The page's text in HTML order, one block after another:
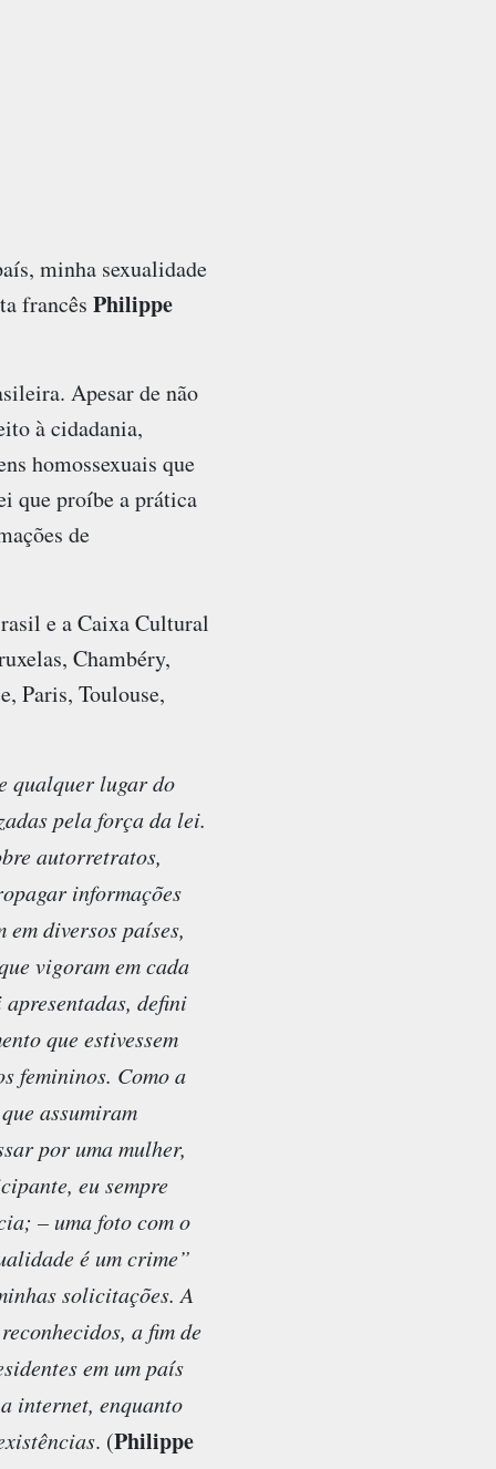
minha sexualidade
francês Philippe
Apesar de não
à cidadania,
homossexuais que
que proíbe a prática
de
e a Caixa Cultural
Chambéry,
Paris, Toulouse,
qualquer lugar do
pela força da lei.
autorretratos,
informações
em diversos países,
vigoram em cada
defini
que estivessem
femininos. Como a
assumiram
por uma mulher,
eu sempre
– uma foto com o
é um crime”
solicitações. A
a fim de
em um país
internet, enquanto
. (Philippe